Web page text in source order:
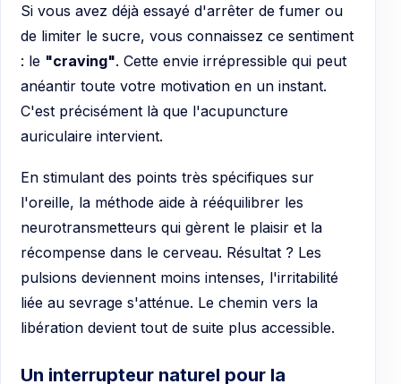
Si vous avez déjà essayé d'arrêter de fumer ou
de limiter le sucre, vous connaissez ce sentiment
: le "craving". Cette envie irrépressible qui peut
anéantir toute votre motivation en un instant.
C'est précisément là que l'acupuncture
auriculaire intervient.
En stimulant des points très spécifiques sur
l'oreille, la méthode aide à rééquilibrer les
neurotransmetteurs qui gèrent le plaisir et la
récompense dans le cerveau. Résultat ? Les
pulsions deviennent moins intenses, l'irritabilité
liée au sevrage s'atténue. Le chemin vers la
libération devient tout de suite plus accessible.
Un interrupteur naturel pour la